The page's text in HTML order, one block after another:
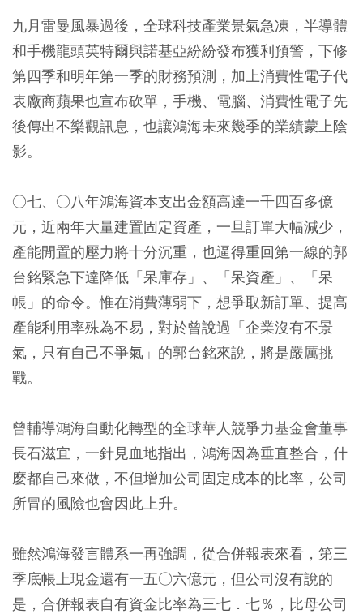
九月雷曼風暴過後，全球科技產業景氣急凍，半導體
和手機龍頭英特爾與諾基亞紛紛發布獲利預警，下修
第四季和明年第一季的財務預測，加上消費性電子代
表廠商蘋果也宣布砍單，手機、電腦、消費性電子先
後傳出不樂觀訊息，也讓鴻海未來幾季的業績蒙上陰
影。
○七、○八年鴻海資本支出金額高達一千四百多億
元，近兩年大量建置固定資產，一旦訂單大幅減少，
產能閒置的壓力將十分沉重，也逼得重回第一線的郭
台銘緊急下達降低「呆庫存」、「呆資產」、「呆
帳」的命令。惟在消費薄弱下，想爭取新訂單、提高
產能利用率殊為不易，對於曾說過「企業沒有不景
氣，只有自己不爭氣」的郭台銘來說，將是嚴厲挑
戰。
曾輔導鴻海自動化轉型的全球華人競爭力基金會董事
長石滋宜，一針見血地指出，鴻海因為垂直整合，什
麼都自己來做，不但增加公司固定成本的比率，公司
所冒的風險也會因此上升。
雖然鴻海發言體系一再強調，從合併報表來看，第三
季底帳上現金還有一五○六億元，但公司沒有說的
是，合併報表自有資金比率為三七．七％，比母公司